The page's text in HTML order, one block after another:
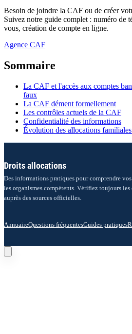
Besoin de joindre la CAF ou de créer
Suivez notre guide complet : numéro de
vous, création de compte en ligne.
Agence CAF
Sommaire
La CAF et l'accès aux comptes
faux
La CAF dément formellement
Les contrôles actuels de la CAF
Confidentialité des informations
Évolution des allocations
Droits allocations
Des informations pratiques pour comprendre
les organismes compétents. Vérifiez toujours les
auprès des sources officielles.
AnnuaireQuestions fréquentesGuides pratiques